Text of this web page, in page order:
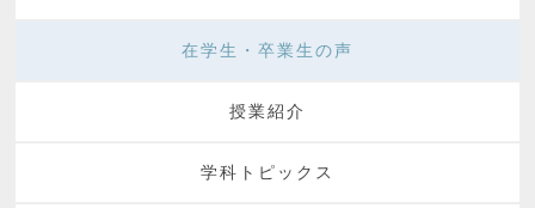
在学生・卒業生の声
授業紹介
学科トピックス